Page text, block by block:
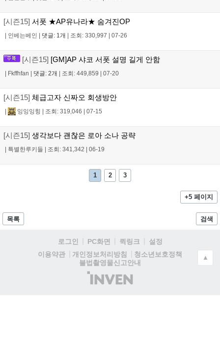
[시즌15] 서폿 ★AP유나라★ 숨겨진OP
| 인베는베인 | 댓글: 1개 | 조회: 330,997 | 07-26
[시즌15] [GM]AP 샤코 서폿 설명 길게 안함
| Fkffhfan | 댓글: 2개 | 조회: 449,859 | 07-20
[시즌15] 체급고자 신짜오 회생방안
| 잉잉잉힝 | 조회: 319,046 | 07-15
[시즌15] 생각보다 괜찮은 로아 소나 공략
| 특별한루키들 | 조회: 341,342 | 06-19
1 2 3
+5 페이지
목록 검색
로그인 PC화면 퀵링크
설정
이용약관
개인정보처리방침
청소년보호정책
불법촬영물신고안내
(주)
인
▲